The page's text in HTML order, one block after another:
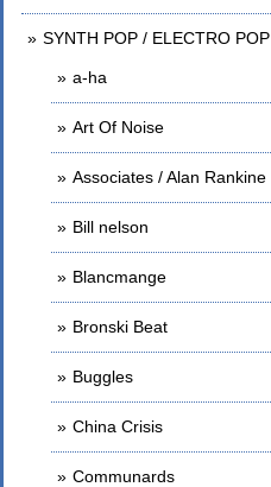
SYNTH POP / ELECTRO POP
a-ha
Art Of Noise
Associates / Alan Rankine
Bill nelson
Blancmange
Bronski Beat
Buggles
China Crisis
Communards